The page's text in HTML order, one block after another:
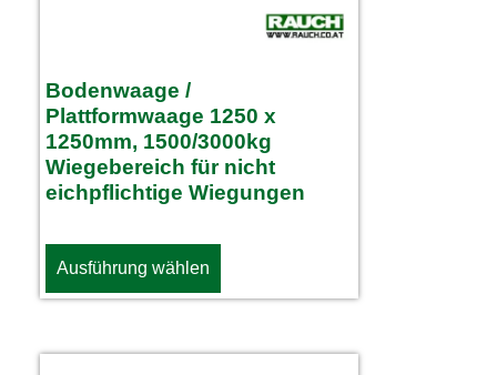
Bodenwaage /
Plattformwaage 1250 x
1250mm, 1500/3000kg
Wiegebereich für nicht
eichpflichtige Wiegungen
Ausführung wählen